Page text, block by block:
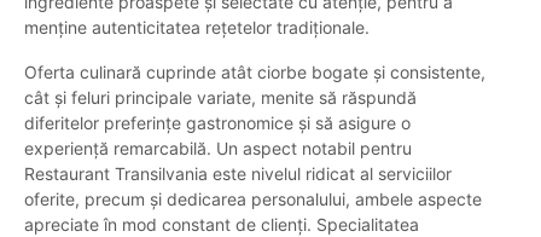
menține autenticitatea rețetelor tradiționale.
Oferta culinară cuprinde atât ciorbe bogate și consistente,
cât și feluri principale variate, menite să răspundă
diferitelor preferințe gastronomice și să asigure o
experiență remarcabilă. Un aspect notabil pentru
Restaurant Transilvania este nivelul ridicat al serviciilor
oferite, precum și dedicarea personalului, ambele aspecte
apreciate în mod constant de clienți. Specialitatea